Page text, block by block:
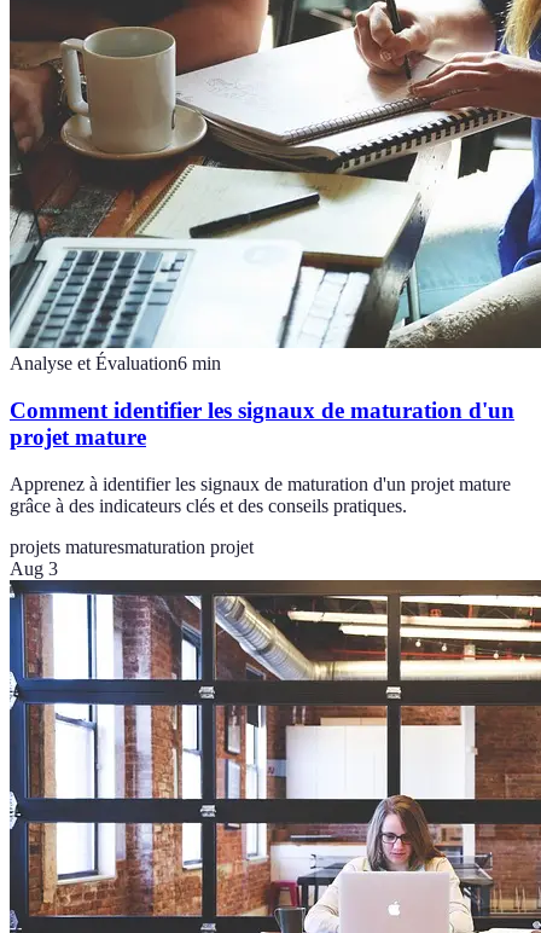
Analyse et Évaluation6 min
Comment identifier les signaux de maturation d'un
projet mature
Apprenez à identifier les signaux de maturation d'un projet mature
grâce à des indicateurs clés et des conseils pratiques.
projets maturesmaturation projet
Aug 3